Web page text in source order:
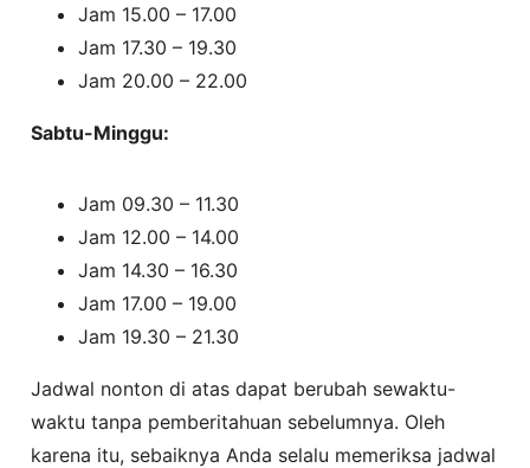
Jam 15.00 – 17.00
Jam 17.30 – 19.30
Jam 20.00 – 22.00
Sabtu-Minggu:
Jam 09.30 – 11.30
Jam 12.00 – 14.00
Jam 14.30 – 16.30
Jam 17.00 – 19.00
Jam 19.30 – 21.30
Jadwal nonton di atas dapat berubah sewaktu-
waktu tanpa pemberitahuan sebelumnya. Oleh
karena itu, sebaiknya Anda selalu memeriksa jadwal